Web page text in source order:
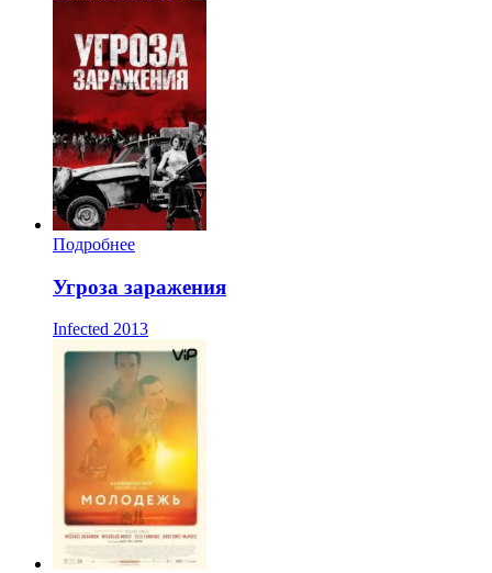
Подробнее
Угроза заражения
Infected 2013